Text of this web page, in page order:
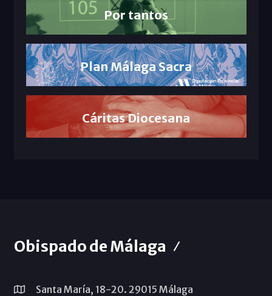
Por tantos
Plan Málaga Sacra
Cáritas Diocesana
Obispado de Málaga
Santa María, 18-20. 29015 Málaga